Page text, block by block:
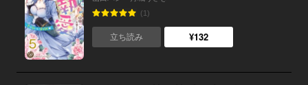
(1)
立ち読み ¥132